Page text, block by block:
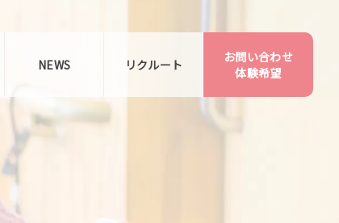
NEWS リクルート
お問い合わせ
体験希望